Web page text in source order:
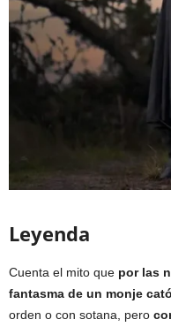
Leyenda
Cuenta el mito que por las
fantasma de un monje
orden o con sotana, pero